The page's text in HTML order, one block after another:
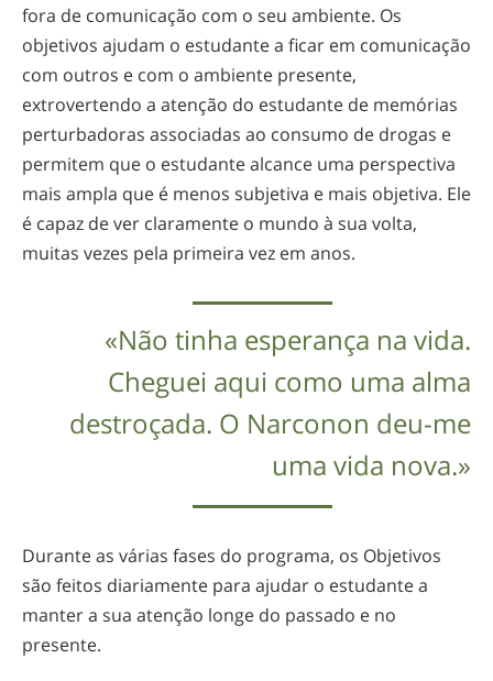
fora de comunicação com o seu ambiente. Os
objetivos ajudam o estudante a ficar em comunicação
com outros e com o ambiente presente,
extrovertendo a atenção do estudante de memórias
perturbadoras associadas ao consumo de drogas e
permitem que o estudante alcance uma perspectiva
mais ampla que é menos subjetiva e mais objetiva. Ele
é capaz de ver claramente o mundo à sua volta,
muitas vezes pela primeira vez em anos.
«Não tinha esperança na vida.
Cheguei aqui como uma alma
destroçada. O Narconon deu-me
uma vida nova.»
Durante as várias fases do programa, os Objetivos
são feitos diariamente para ajudar o estudante a
manter a sua atenção longe do passado e no
presente.